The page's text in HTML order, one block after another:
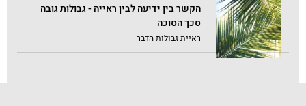
הקשר בין ידיעה לבין ראייה - גבולות גובה
סכך הסוכה
ראיית גבולות הדבר